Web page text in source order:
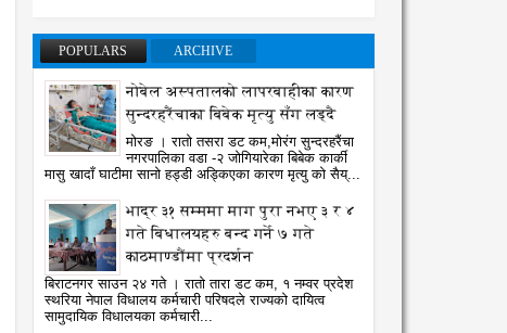
POPULARS ARCHIVE
नोबेल अस्पतालको लापरबाहीका कारण
सुन्दरहरैंचाका बिबेक मृत्यु सँग लड्दै
मोरङ । रातो तसरा डट कम,मोरंग सुन्दरहरैंचा
नगरपालिका वडा -२ जोगियारेका बिबेक कार्की
मासु खादाँ घाटीमा सानो हड्डी अड्किएका कारण मृत्यु को सैय्...
भाद्र ३१ सम्ममा माग पुरा नभए ३ र ४
गते बिधालयहरु बन्द गर्ने ७ गते
काठमाण्डौंमा प्रदर्शन
बिराटनगर साउन २४ गते । रातो तारा डट कम, १ नम्वर प्रदेश
स्थरिया नेपाल विधालय कर्मचारी परिषदले राज्यको दायित्व
सामुदायिक विधालयका कर्मचारी...